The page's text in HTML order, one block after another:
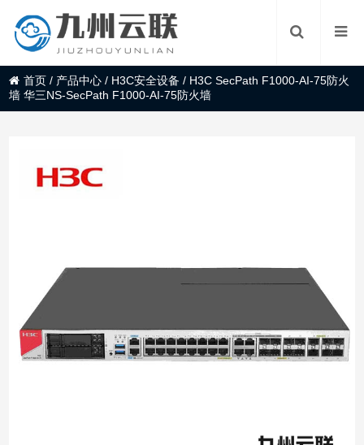
首页 / 产品中心 / H3C安全设备 / H3C SecPath F1000-AI-75防火
墙 华三NS-SecPath F1000-AI-75防火墙